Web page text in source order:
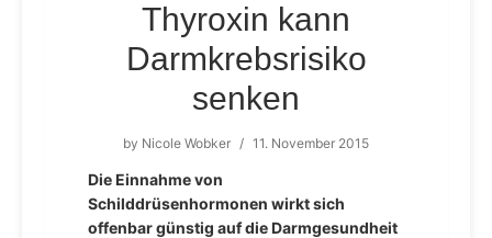
Thyroxin kann
Darmkrebsrisiko
senken
by Nicole Wobker / 11. November 2015
Die Einnahme von
Schilddrüsenhormonen wirkt sich
offenbar günstig auf die Darmgesundheit